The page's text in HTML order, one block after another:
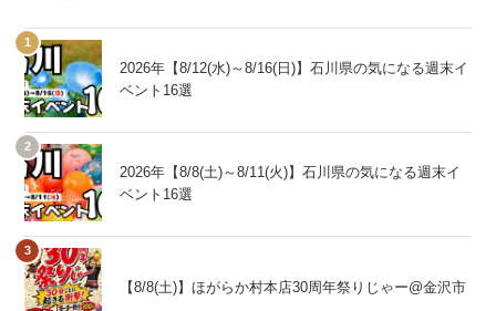
2026年【8/12(水)～8/16(日)】石川県の気になる週末イ
ベント16選
2026年【8/8(土)～8/11(火)】石川県の気になる週末イ
ベント16選
【8/8(土)】ほがらか村本店30周年祭りじゃー@金沢市